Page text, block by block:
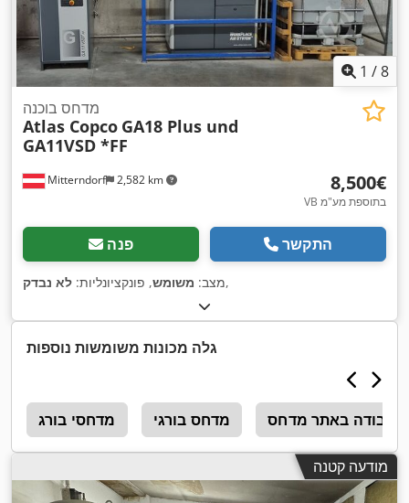
1 /8
Mitterndorf 2,582 km
מדחס בוכנה
Atlas Copco GA18 Plus und
GA11VSD *FF
‏8,500 ‏€
VB בתוספת מע"מ
פנה התקשר
מצב: משומש, פונקציונליות: לא נבדק ,
גלה מכונות משומשות נוספות
מדחסי בורג מדחס בורגי העבודה באתר מדחס
מודעה קטנה